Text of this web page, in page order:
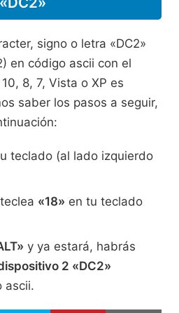
signo o letra «DC2»
en código ascii con el
8, 7, Vista o XP es
saber los pasos a seguir,
teclado (al lado izquierdo
teclea «18» en tu teclado
y ya estará, habrás
2 «DC2»
ascii.